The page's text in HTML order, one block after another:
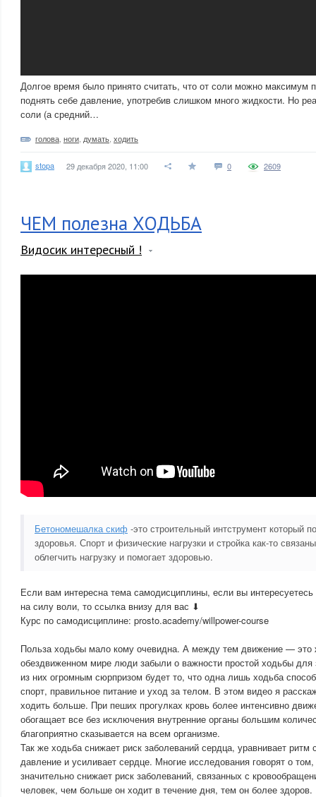
Долгое время было принято считать, что от соли можно максимум
поднять себе давление, употребив слишком много жидкости. Но
соли (а средний…
голова ноги думать ходить
stopa 29 декабря 2020, 11:00 0 2609
ЧЕМ полезна ХОДЬБА
Видосик интересный !
Бетономешалка скиф -это строительный интструмент который
здоровья. Спорт и физические нагрузки и стройка как-то
облегчить нагрузку и помогает здоровью.
Если вам интересна тема самодисциплины, если вы
на силу воли, то ссылка внизу для вас ⬇
Курс по самодисциплине: prosto.academy/willpower-course
Польза ходьбы мало кому очевидна. А между тем движение — это
обездвиженном мире люди забыли о важности простой ходьбы
из них огромным сюрпризом будет то, что одна лишь ходьба
спорт, правильное питание и уход за телом. В этом видео я
ходить больше. При пеших прогулках кровь более интенсивно
обогащает все без исключения внутренние органы большим
благоприятно сказывается на всем организме.
Так же ходьба снижает риск заболеваний сердца, уравнивает ритм
давление и усиливает сердце. Многие исследования говорят о
значительно снижает риск заболеваний, связанных с
человек, чем больше он ходит в течение дня, тем он более здоров.